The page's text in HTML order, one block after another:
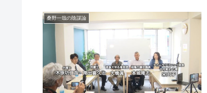
桑野一哉の陰謀論